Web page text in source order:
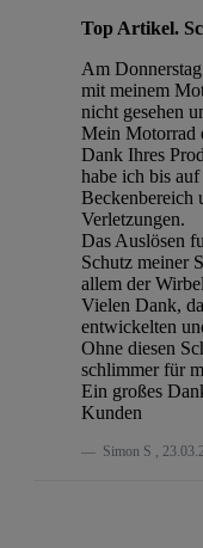
Top Artikel.
Am
mit meinem
nicht gesehen
Mein Motorrad
Dank Ihres
habe ich bis
Beckenbereich
Verletzungen.
Das Auslösen
Schutz meiner
allem der
Vielen Dank,
entwickelten
Ohne diesen
schlimmer für
Ein großes
Kunden
Simon S ,